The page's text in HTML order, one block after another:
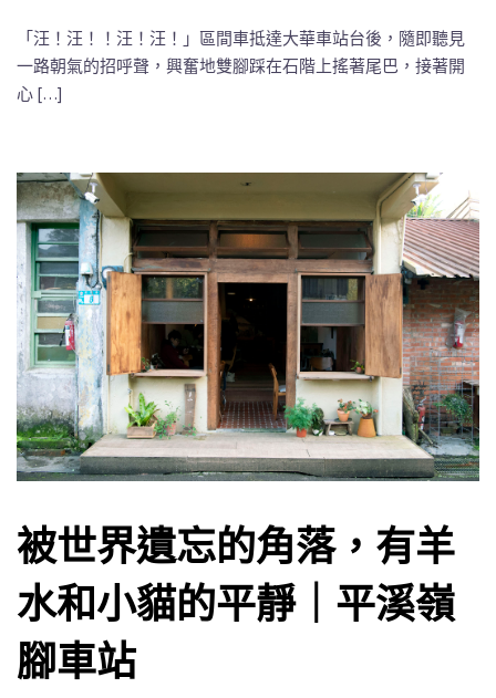
「汪！汪！！汪！汪！」區間車抵達大華車站台後，隨即聽見
一路朝氣的招呼聲，興奮地雙腳踩在石階上搖著尾巴，接著開
心 […]
被世界遺忘的角落，有羊
水和小貓的平靜｜平溪嶺
腳車站